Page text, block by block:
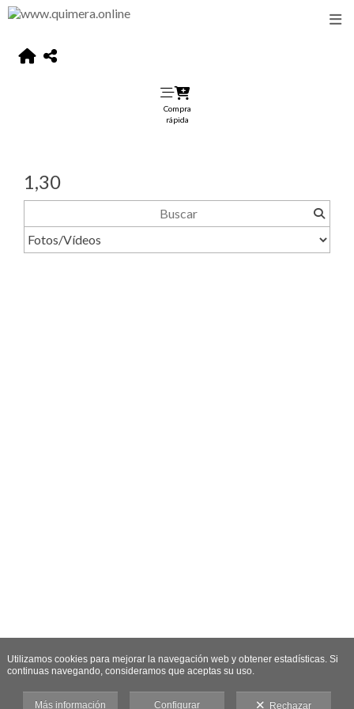
Compra
rápida
1,30
Utilizamos cookies para mejorar la navegación web y obtener estadísticas. Si
continuas navegando, consideramos que aceptas su uso.
Más información Configurar Rechazar